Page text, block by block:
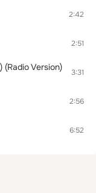
2:42
2:51
(Radio Version) 3:31
2:56
6:52